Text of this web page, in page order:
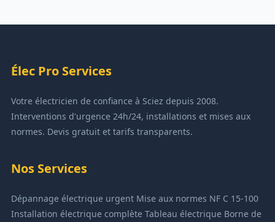
Élec Pro Services
Votre électricien de confiance à Sciez depuis 2008.
Interventions d'urgence 24h/24, installations et mises aux
normes. Devis gratuit et tarifs transparents.
Nos Services
Dépannage électrique urgent Mise aux normes NF C 15-100
Installation électrique complète Tableau électrique Borne de